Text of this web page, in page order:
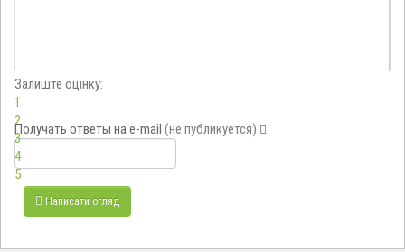
Залиште оцінку:
1
2
3
4
5
Получать ответы на e-mail (не публикуется)
Написати огляд